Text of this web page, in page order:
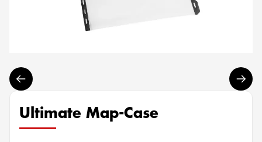
Ultimate Map-Case